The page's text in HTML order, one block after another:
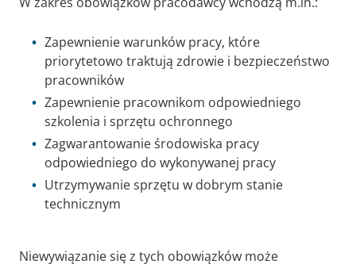
Zapewnienie warunków pracy, które
priorytetowo traktują zdrowie i bezpieczeństwo
pracowników
Zapewnienie pracownikom odpowiedniego
szkolenia i sprzętu ochronnego
Zagwarantowanie środowiska pracy
odpowiedniego do wykonywanej pracy
Utrzymywanie sprzętu w dobrym stanie
technicznym
Niewywiązanie się z tych obowiązków może